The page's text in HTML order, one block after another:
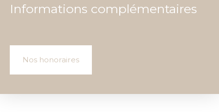
Informations complémentaires
Nos honoraires